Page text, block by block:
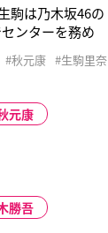
駒は乃木坂46の
ンターを務め
も、6万席が50
#秋元康 #生駒里奈
元康
勝吾